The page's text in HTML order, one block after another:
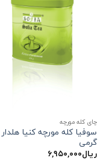
چای کله مورچه
گرمی
ریال۶,۹۵۰,۰۰۰